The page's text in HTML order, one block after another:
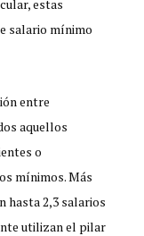
estas
salario mínimo
entre
aquellos
o
mínimos. Más
hasta 2,3 salarios
utilizan el pilar